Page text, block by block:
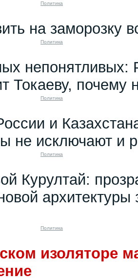
Политика
на заморозку
Политика
непонятливых:
Токаеву,
Политика
и
не исключают и
Политика
Курултай:
архитектуры
Политика
изоляторе